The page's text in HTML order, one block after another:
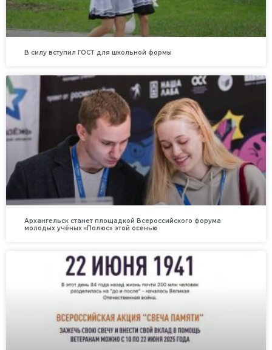
В силу вступил ГОСТ для школьной формы
Архангельск станет площадкой Всероссийского форума
молодых учёных «Полюс» этой осенью